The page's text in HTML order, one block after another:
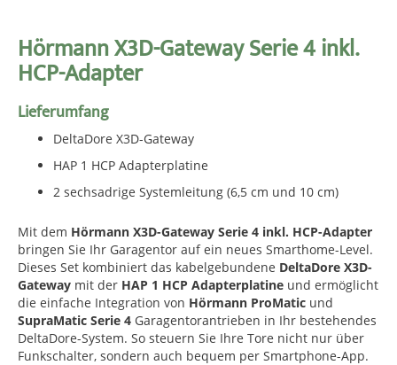
Hörmann X3D-Gateway Serie 4 inkl.
HCP-Adapter
Lieferumfang
DeltaDore X3D-Gateway
HAP 1 HCP Adapterplatine
2 sechsadrige Systemleitung (6,5 cm und 10 cm)
Mit dem Hörmann X3D-Gateway Serie 4 inkl. HCP-Adapter
bringen Sie Ihr Garagentor auf ein neues Smarthome-Level.
Dieses Set kombiniert das kabelgebundene DeltaDore X3D-
Gateway mit der HAP 1 HCP Adapterplatine und ermöglicht
die einfache Integration von Hörmann ProMatic und
SupraMatic Serie 4 Garagentorantrieben in Ihr bestehendes
DeltaDore-System. So steuern Sie Ihre Tore nicht nur über
Funkschalter, sondern auch bequem per Smartphone-App.